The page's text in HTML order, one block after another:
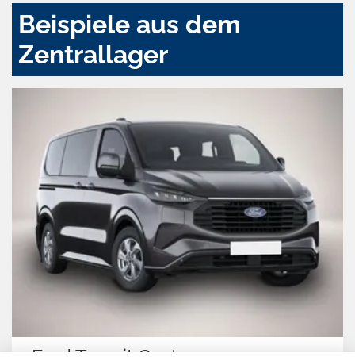
Beispiele aus dem
Zentrallager